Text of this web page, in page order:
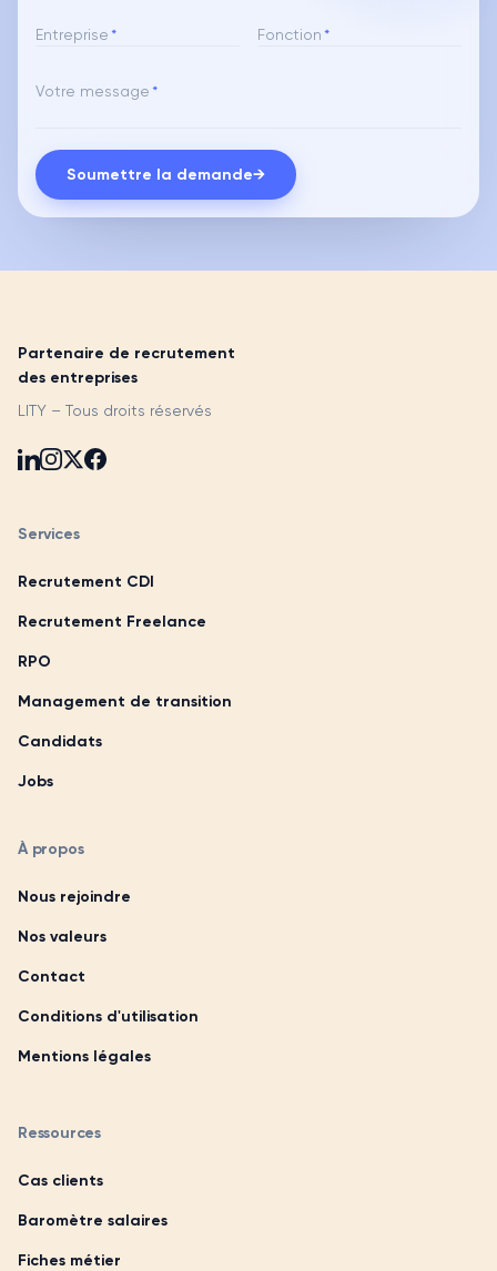
Entreprise * Fonction *
Votre message *
Soumettre la demande→
Partenaire de recrutement
des entreprises
LITY – Tous droits réservés
Services
Recrutement CDI
Recrutement Freelance
RPO
Management de transition
Candidats
Jobs
À propos
Nous rejoindre
Nos valeurs
Contact
Conditions d'utilisation
Mentions légales
Ressources
Cas clients
Baromètre salaires
Fiches métier